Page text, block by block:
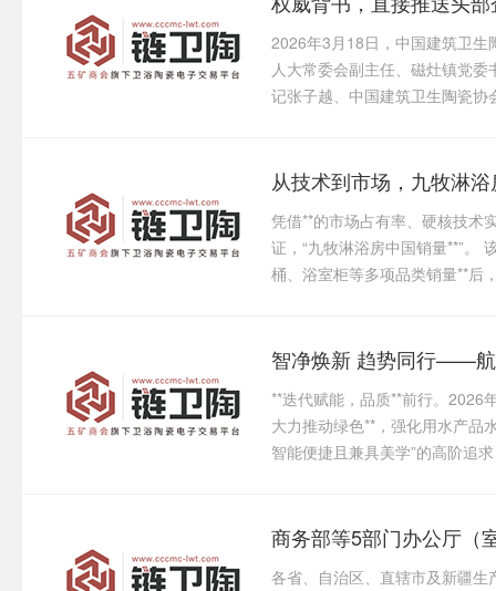
2026年3月18日，中国建筑卫生
人大常委会副主任、磁灶镇党
记张子越、中国建筑卫生陶瓷
从技术到市场，九牧淋
凭借**的市场占有率、硬核技
证，“九牧淋浴房中国销量**”。
桶、浴室柜等多项品类销量**后
**迭代赋能，品质**前行。2026
大力推动绿色**，强化用水产品
智能便捷且兼具美学”的高阶追
各省、自治区、直辖市及新疆